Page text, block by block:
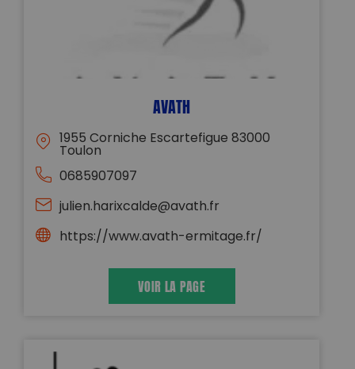
AVATH
1955 Corniche Escartefigue 83000
Toulon
0685907097
julien.harixcalde@avath.fr
https://www.avath-ermitage.fr/
VOIR LA PAGE